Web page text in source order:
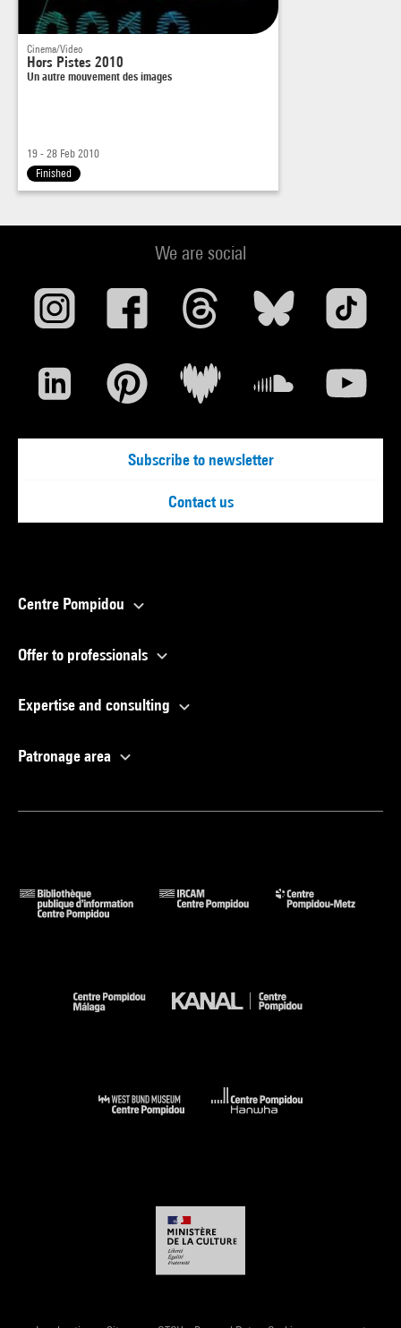
Cinema/Video
Hors Pistes 2010
Un autre mouvement des images
19 - 28 Feb 2010
Finished
We are social
Subscribe to newsletter
Contact us
Centre Pompidou
Offer to professionals
Expertise and consulting
Patronage area